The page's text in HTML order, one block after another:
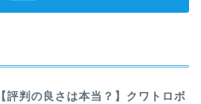
【評判の良さは本当？】クワトロボ